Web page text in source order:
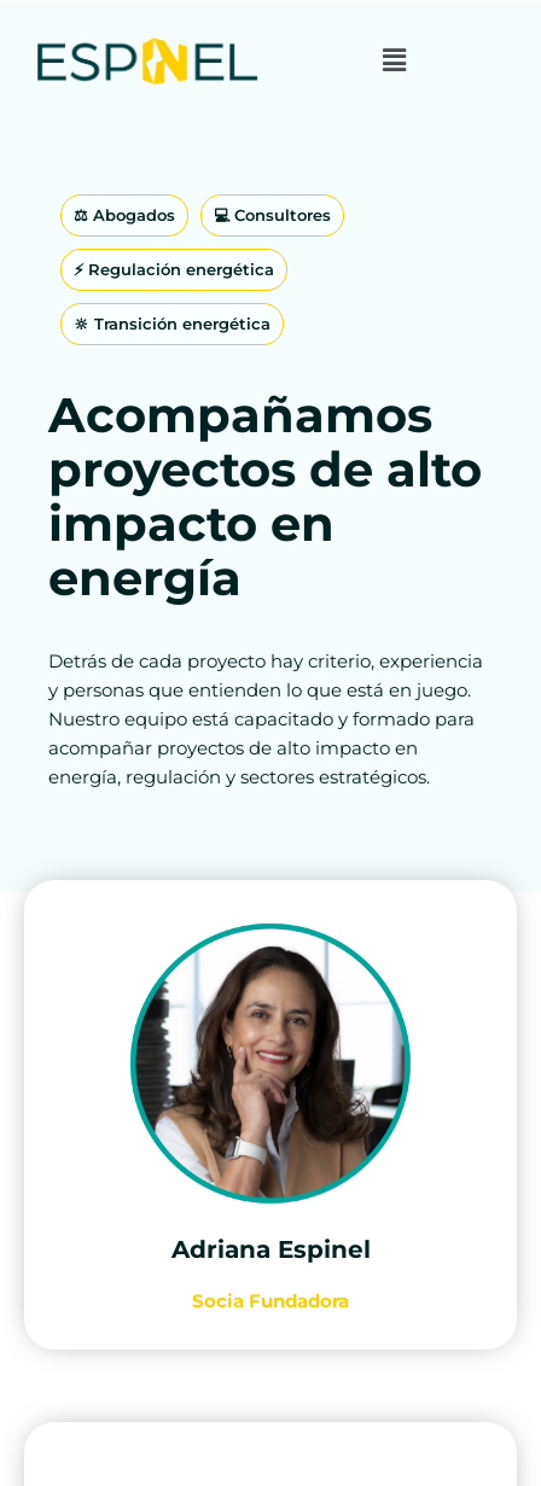
⚖️ Abogados 💻 Consultores
⚡️ Regulación energética
🔆 Transición energética
Acompañamos
proyectos de alto
impacto en
energía
Detrás de cada proyecto hay criterio, experiencia
y personas que entienden lo que está en juego.
Nuestro equipo está capacitado y formado para
acompañar proyectos de alto impacto en
energía, regulación y sectores estratégicos.
Adriana Espinel
Socia Fundadora